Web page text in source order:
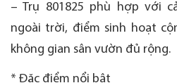
– Trụ 801825 phù hợp với
ngoài trời, điểm sinh hoạt
không gian sân vườn đủ rộng.
* Đặc điểm nổi bật